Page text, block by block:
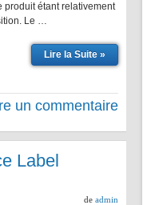
produit étant relativement
Le …
Lire la Suite »
un commentaire
Label
de admin